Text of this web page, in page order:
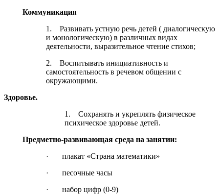
Коммуникация
1. Развивать устную речь детей ( диалогическую
и монологическую) в различных видах
деятельности, выразительное чтение стихов;
2. Воспитывать инициативность и
самостоятельность в речевом общении с
окружающими.
Здоровье.
1. Сохранять и укреплять физическое
психическое здоровье детей.
Предметно-развивающая среда на занятии:
· плакат «Страна математики»
· песочные часы
· набор цифр (0-9)